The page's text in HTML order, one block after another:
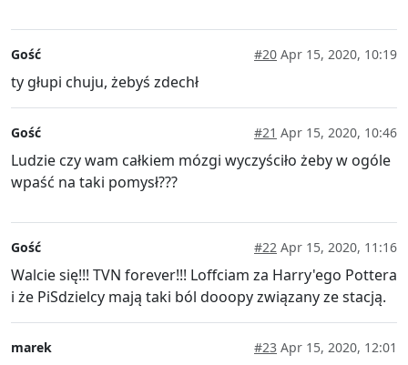
Gość #20 Apr 15, 2020, 10:19
ty głupi chuju, żebyś zdechł
Gość #21 Apr 15, 2020, 10:46
Ludzie czy wam całkiem mózgi wyczyściło żeby w ogóle
wpaść na taki pomysł???
Gość #22 Apr 15, 2020, 11:16
Walcie się!!! TVN forever!!! Loffciam za Harry'ego Pottera
i że PiSdzielcy mają taki ból dooopy związany ze stacją.
marek #23 Apr 15, 2020, 12:01